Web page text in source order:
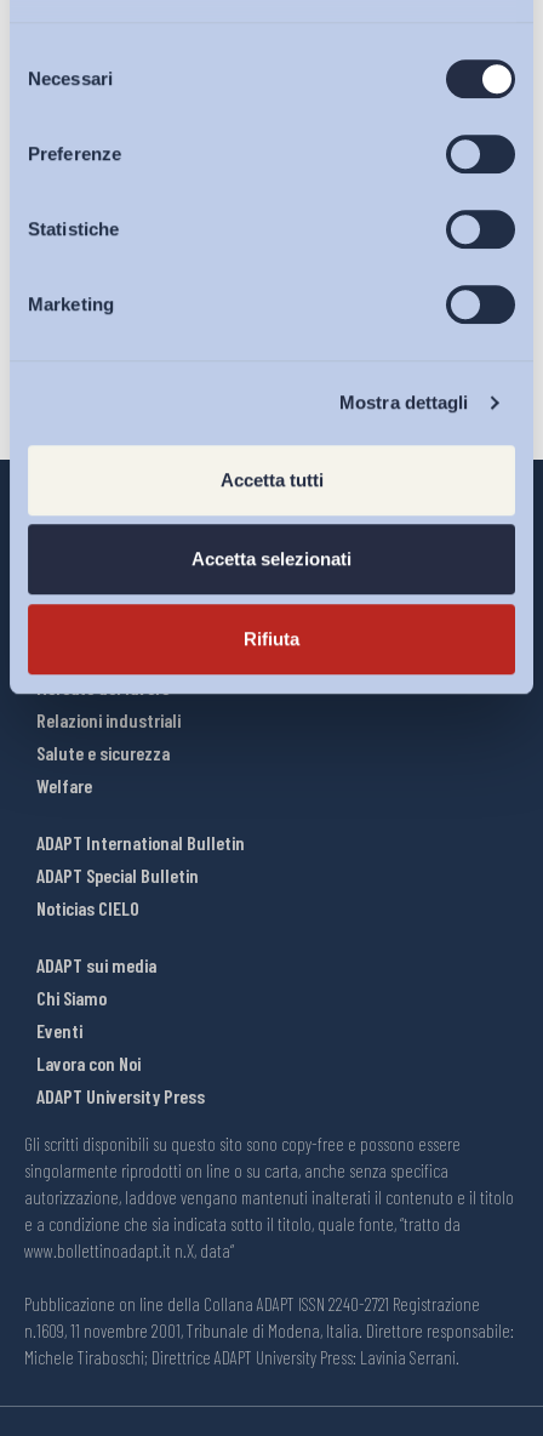
delNecessari
Preferenze
Statistiche
Marketing
Mostra dettagli
Accetta tutti
Accetta selezionati
Rifiuta
Bollettini ADAPT
Articoli
Osservatori
Eventi
sulla pagina della
Iscriviti
Interventi ADAPT
Relazioni industriali
Salute e sicurezza
Welfare
ADAPT International Bulletin
ADAPT Special Bulletin
Noticias CIELO
ADAPT sui media
Chi Siamo
Eventi
Lavora con Noi
ADAPT University Press
Gli scritti disponibili su questo sito sono copy-free e possono essere
singolarmente riprodotti on line o su carta, anche senza specifica
autorizzazione, laddove vengano mantenuti inalterati il contenuto e il titolo
e a condizione che sia indicata sotto il titolo, quale fonte, “tratto da
www.bollettinoadapt.it n.X, data“
Pubblicazione on line della Collana ADAPT ISSN 2240-2721 Registrazione
n.1609, 11 novembre 2001, Tribunale di Modena, Italia. Direttore responsabile:
Michele Tiraboschi; Direttrice ADAPT University Press: Lavinia Serrani.